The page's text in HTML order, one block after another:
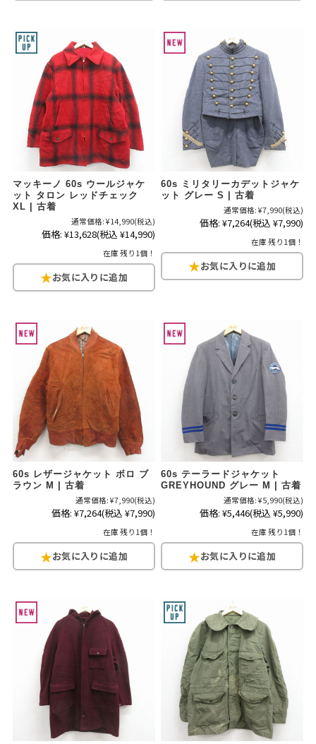
マッキーノ 60s ウールジャケ
ット タロン レッドチェック
XL | 古着
通常価格: ¥14,990(税込)
価格: ¥13,628(税込 ¥14,990)
在庫 残り1個！
60s ミリタリーカデットジャケ
ット グレー S | 古着
通常価格: ¥7,990(税込)
価格: ¥7,264(税込 ¥7,990)
在庫 残り1個！
60s レザージャケット ボロ ブ
ラウン M | 古着
通常価格: ¥7,990(税込)
価格: ¥7,264(税込 ¥7,990)
在庫 残り1個！
60s テーラードジャケット
GREYHOUND グレー M | 古着
通常価格: ¥5,990(税込)
価格: ¥5,446(税込 ¥5,990)
在庫 残り1個！